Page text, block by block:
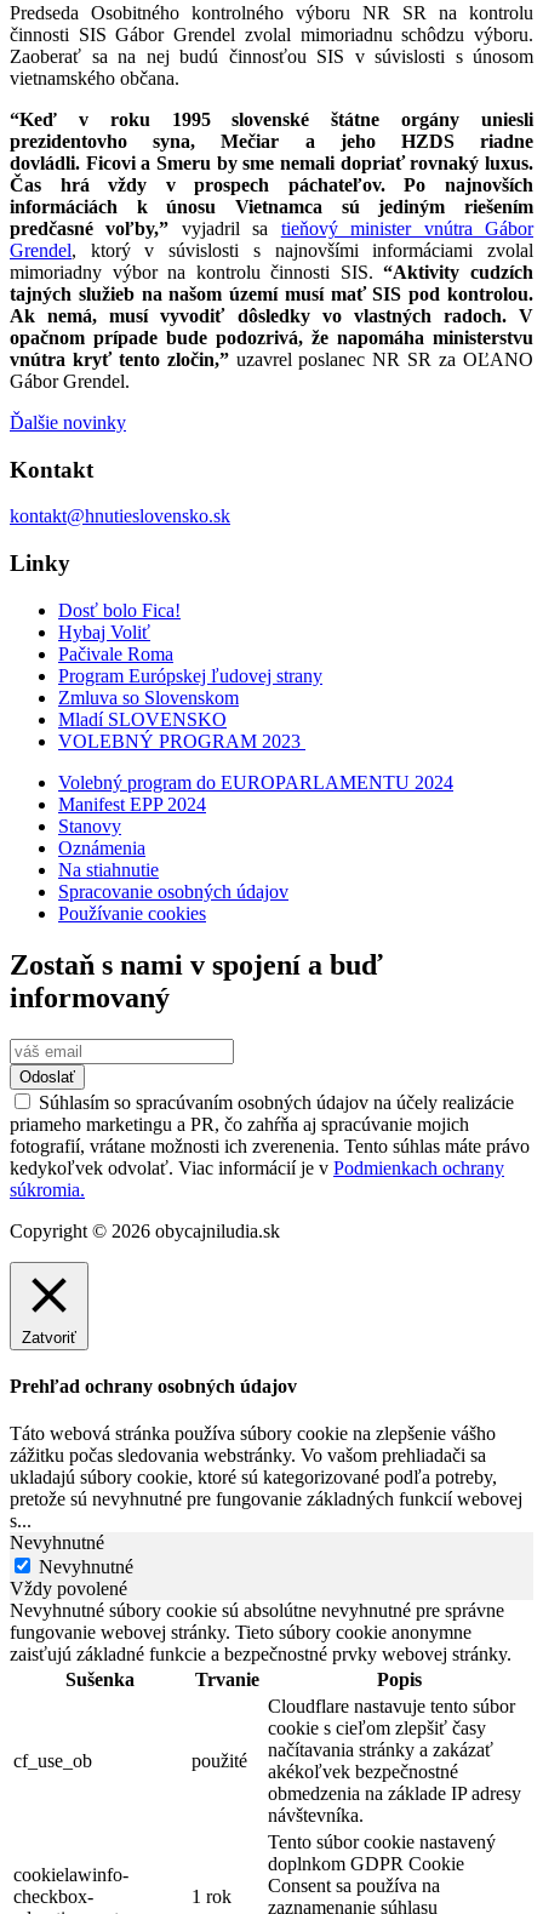
Predseda Osobitného kontrolného výboru NR SR na kontrolu
činnosti SIS Gábor Grendel zvolal mimoriadnu schôdzu výboru.
Zaoberať sa na nej budú činnosťou SIS v súvislosti s únosom
vietnamského občana.
“Keď v roku 1995 slovenské štátne orgány uniesli
prezidentovho syna, Mečiar a jeho HZDS riadne
dovládli. Ficovi a Smeru by sme nemali dopriať rovnaký luxus.
Čas hrá vždy v prospech páchateľov. Po najnovších
informáciách k únosu Vietnamca sú jediným riešením
predčasné voľby,” vyjadril sa tieňový minister vnútra Gábor
Grendel, ktorý v súvislosti s najnovšími informáciami zvolal
mimoriadny výbor na kontrolu činnosti SIS.“Aktivity cudzích
tajných služieb na našom území musí mať SIS pod kontrolou.
Ak nemá, musí vyvodiť dôsledky vo vlastných radoch. V
opačnom prípade bude podozrivá, že napomáha ministerstvu
vnútra kryť tento zločin,”uzavrel poslanec NR SR za OĽANO
Gábor Grendel.
Ďalšie novinky
Kontakt
kontakt@hnutieslovensko.sk
Linky
Dosť bolo Fica!
Hybaj Voliť
Pačivale Roma
Program Európskej ľudovej strany
Zmluva so Slovenskom
Mladí SLOVENSKO
VOLEBNÝ PROGRAM 2023
Volebný program do EUROPARLAMENTU 2024
Manifest EPP 2024
Stanovy
Oznámenia
Na stiahnutie
Spracovanie osobných údajov
Používanie cookies
Zostaň s nami v spojení a buď
informovaný
Odoslať
Súhlasím so spracúvaním osobných údajov na účely realizácie
priameho marketingu a PR, čo zahŕňa aj spracúvanie mojich
fotografií, vrátane možnosti ich zverenenia. Tento súhlas máte právo
kedykoľvek odvolať. Viac informácií je v Podmienkach ochrany
súkromia.
Copyright © 2026 obycajniludia.sk
Zatvoriť
Prehľad ochrany osobných údajov
Táto webová stránka používa súbory cookie na zlepšenie vášho
zážitku počas sledovania webstránky. Vo vašom prehliadači sa
ukladajú súbory cookie, ktoré sú kategorizované podľa potreby,
pretože sú nevyhnutné pre fungovanie základných funkcií webovej
s...
Nevyhnutné
Nevyhnutné
Vždy povolené
Nevyhnutné súbory cookie sú absolútne nevyhnutné pre správne
fungovanie webovej stránky. Tieto súbory cookie anonymne
zaisťujú základné funkcie a bezpečnostné prvky webovej stránky.
Sušenka
Trvanie Popis
cf_use_ob použité
Cloudflare nastavuje tento súbor
cookie s cieľom zlepšiť časy
načítavania stránky a zakázať
akékoľvek bezpečnostné
obmedzenia na základe IP adresy
návštevníka.
cookielawinfo-
checkbox-
1 rok
Tento súbor cookie nastavený
doplnkom GDPR Cookie
Consent sa používa na
zaznamenanie súhlasu